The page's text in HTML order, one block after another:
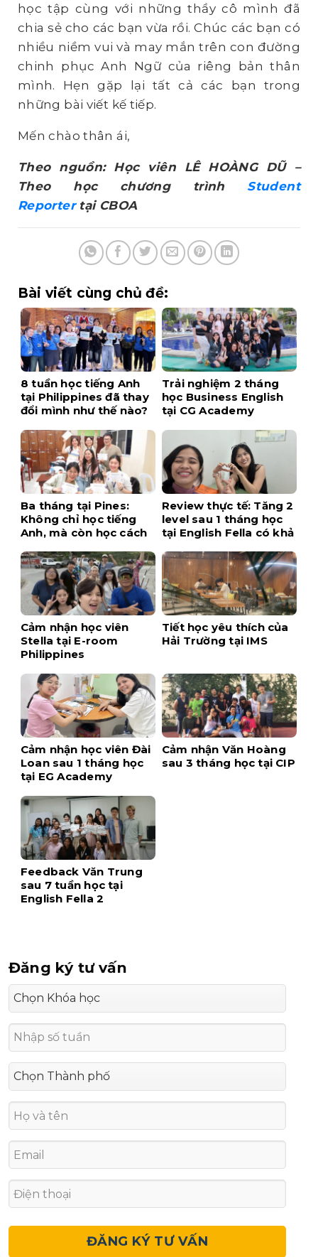
học tập cùng với những thầy cô mình đã
chia sẻ cho các bạn vừa rồi. Chúc các bạn có
nhiều niềm vui và may mắn trên con đường
chinh phục Anh Ngữ của riêng bản thân
mình. Hẹn gặp lại tất cả các bạn trong
những bài viết kế tiếp.
Mến chào thân ái,
Theo nguồn: Học viên LÊ HOÀNG DŨ –
Theo học chương trình Student
Reportertại CBOA
Bài viết cùng chủ đề:
8 tuần học tiếng Anh
tại Philippines đã thay
đổi mình như thế nào?
Trải nghiệm 2 tháng
học Business English
tại CG Academy
Ba tháng tại Pines:
Không chỉ học tiếng
Anh, mà còn học cách
Review thực tế: Tăng 2
level sau 1 tháng học
tại English Fella có khả
Cảm nhận học viên
Stella tại E-room
Philippines
Tiết học yêu thích của
Hải Trường tại IMS
Cảm nhận học viên Đài
Loan sau 1 tháng học
tại EG Academy
Cảm nhận Văn Hoàng
sau 3 tháng học tại CIP
Feedback Văn Trung
sau 7 tuần học tại
English Fella 2
Đăng ký tư vấn